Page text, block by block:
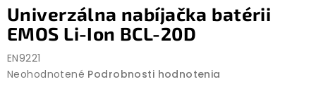
Univerzálna nabíjačka batérii
EMOS Li-Ion BCL-20D
EN9221
Priemerné
Neohodnotené Podrobnosti hodnotenia